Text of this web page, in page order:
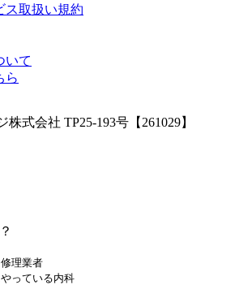
ス取扱い規約
いて
ら
式会社 TP25-193号【261029】
理業者
っている内科